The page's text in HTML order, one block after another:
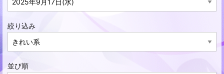
絞り込み
並び順